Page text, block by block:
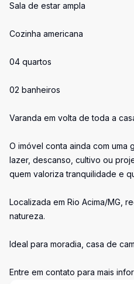
Sala de estar ampla
Cozinha americana
04 quartos
02 banheiros
Varanda em volta de toda a
O imóvel conta ainda com uma
lazer, descanso, cultivo ou
quem valoriza tranquilidade e
Localizada em Rio Acima/MG,
natureza.
Ideal para moradia, casa de
Entre em contato para mais